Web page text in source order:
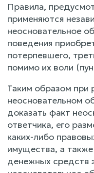
Правила,
применяются
неосновательное
поведения
потерпевшего,
помимо их воли
Таким образом при
неосновательном
доказать факт
ответчика, его
каких-либо
имущества, а
денежных средств